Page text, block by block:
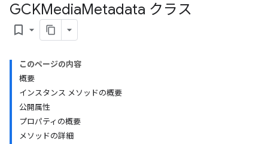
GCKMediaMetadata クラス
bookmark_border
このページの内容
概要
インスタンス メソッドの概要
公開属性
プロパティの概要
メソッドの詳細